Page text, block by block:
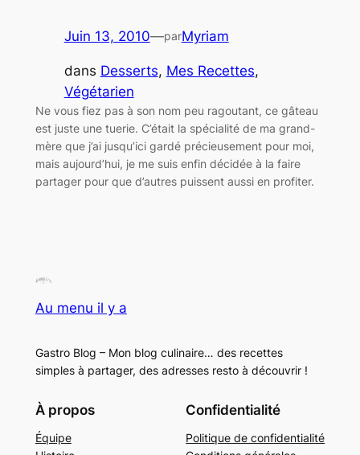
Juin 13, 2010—parMyriam
dans Desserts, Mes Recettes
Végétarien
Ne vous fiez pas à son nom peu ragoutant, ce gâteau
est juste une tuerie. C’était la spécialité de ma grand-
mère que j’ai jusqu’ici gardé précieusement pour moi,
mais aujourd’hui, je me suis enfin décidée à la faire
partager pour que d’autres puissent aussi en profiter.
Au menu il y a
Gastro Blog – Mon blog culinaire… des recettes
simples à partager, des adresses resto à découvrir !
À propos
Équipe
Confidentialité
Politique de confidentialité